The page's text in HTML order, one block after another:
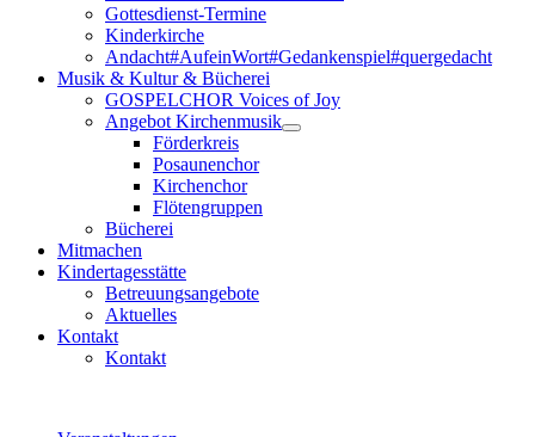
Gottesdienst-Termine
Kinderkirche
Andacht#AufeinWort#Gedankenspiel#quergedacht
Musik & Kultur & Bücherei
GOSPELCHOR Voices of Joy
Angebot Kirchenmusik
Förderkreis
Posaunenchor
Kirchenchor
Flötengruppen
Bücherei
Mitmachen
Kindertagesstätte
Betreuungsangebote
Aktuelles
Kontakt
Kontakt